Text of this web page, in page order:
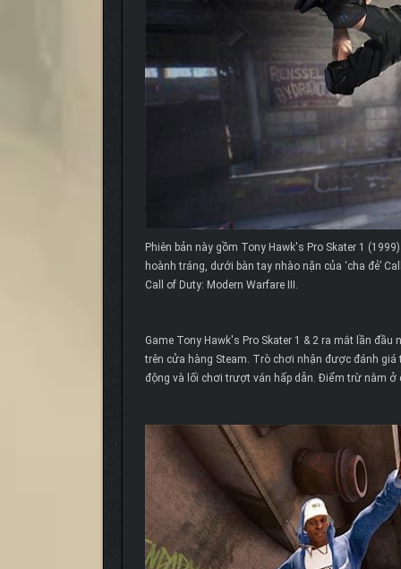
Phiên bản này gồm Tony Hawk's Pro Skater 1
hoành tráng, dưới bàn tay nhào nặn của ‘cha đẻ’
Call of Duty: Modern Warfare III.
Game Tony Hawk's Pro Skater 1 & 2 ra mắt lần
trên cửa hàng Steam. Trò chơi nhận được đánh
động và lối chơi trượt ván hấp dẫn. Điểm trừ nằm